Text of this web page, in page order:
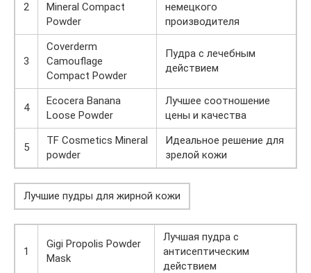
2
Mineral Compact
Powder
немецкого
производителя
3
Coverderm
Camouflage
Compact Powder
Пудра с лечебным
действием
4
Ecocera Banana
Loose Powder
Лучшее соотношение
цены и качества
5
TF Cosmetics Mineral
powder
Идеальное решение для
зрелой кожи
Лучшие пудры для жирной кожи
1
Gigi Propolis Powder
Mask
Лучшая пудра с
антисептическим
действием